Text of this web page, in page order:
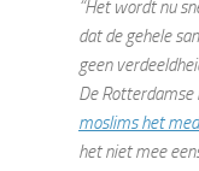
“Het wordt nu
dat de gehele
geen
De
moslims het
het niet mee